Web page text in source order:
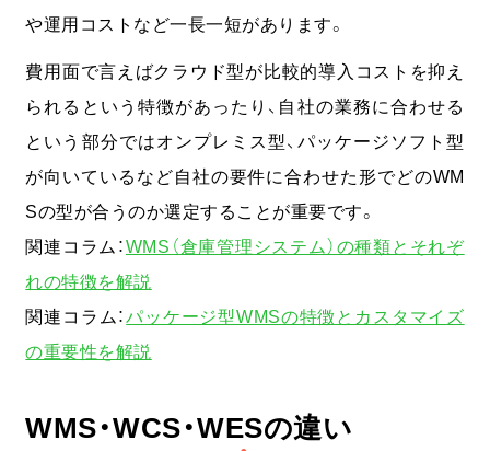
や運用コストなど一長一短があります。
費用面で言えばクラウド型が比較的導入コストを抑え
られるという特徴があったり、自社の業務に合わせる
という部分ではオンプレミス型、パッケージソフト型
が向いているなど自社の要件に合わせた形でどのWM
Sの型が合うのか選定することが重要です。
関連コラム：WMS（倉庫管理システム）の種類とそれぞ
れの特徴を解説
関連コラム：パッケージ型WMSの特徴とカスタマイズ
の重要性を解説
WMS・WCS・WESの違い